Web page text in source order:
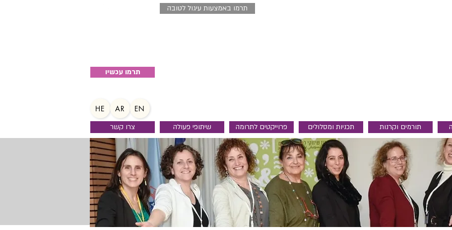
תרמו באמצעות עיגול לטובה
תרמו עכשיו
HE AR
EN
צרו קשר
שיתופי פעולה פרוייקטים לתרומה תכניות ומסלולים תורמים וקרנות